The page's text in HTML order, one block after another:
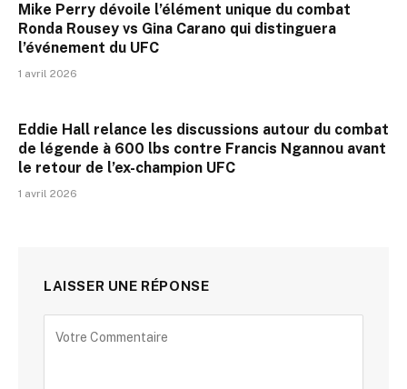
Mike Perry dévoile l’élément unique du combat
Ronda Rousey vs Gina Carano qui distinguera
l’événement du UFC
1 avril 2026
Eddie Hall relance les discussions autour du combat
de légende à 600 lbs contre Francis Ngannou avant
le retour de l’ex-champion UFC
1 avril 2026
LAISSER UNE RÉPONSE